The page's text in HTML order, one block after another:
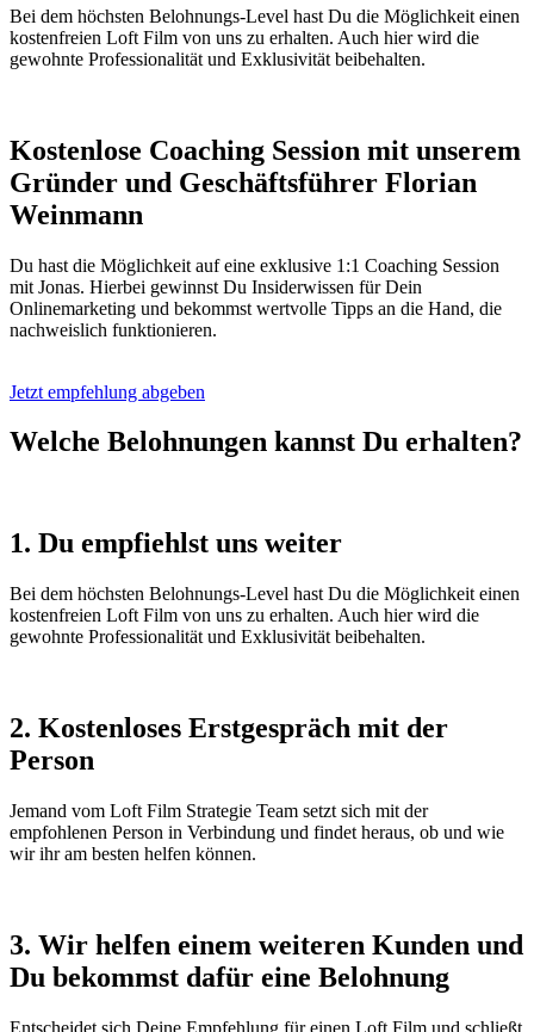
Bei dem höchsten Belohnungs-Level hast Du die Möglichkeit einen
kostenfreien Loft Film von uns zu erhalten. Auch hier wird die
gewohnte Professionalität und Exklusivität beibehalten.
Kostenlose Coaching Session mit unserem
Gründer und Geschäftsführer Florian
Weinmann
Du hast die Möglichkeit auf eine exklusive 1:1 Coaching Session
mit Jonas. Hierbei gewinnst Du Insiderwissen für Dein
Onlinemarketing und bekommst wertvolle Tipps an die Hand, die
nachweislich funktionieren.
Jetzt empfehlung abgeben
Welche Belohnungen kannst Du erhalten?
1. Du empfiehlst uns weiter
Bei dem höchsten Belohnungs-Level hast Du die Möglichkeit einen
kostenfreien Loft Film von uns zu erhalten. Auch hier wird die
gewohnte Professionalität und Exklusivität beibehalten.
2. Kostenloses Erstgespräch mit der
Person
Jemand vom Loft Film Strategie Team setzt sich mit der
empfohlenen Person in Verbindung und findet heraus, ob und wie
wir ihr am besten helfen können.
3. Wir helfen einem weiteren Kunden und
Du bekommst dafür eine Belohnung
Entscheidet sich Deine Empfehlung für einen Loft Film und schließt